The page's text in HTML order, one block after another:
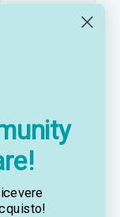
spazio ridotto